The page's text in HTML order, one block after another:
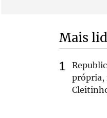
Mais
própria,